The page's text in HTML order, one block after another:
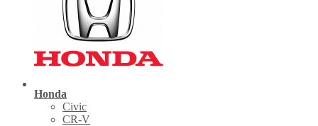
Honda
Civic
CR-V